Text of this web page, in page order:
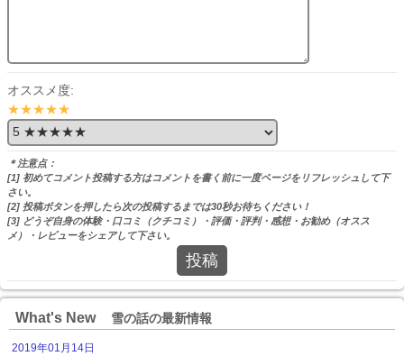
オススメ度:
★★★★★
＊注意点：
[1] 初めてコメント投稿する方はコメントを書く前に一度ページをリフレッシュして下
さい。
[2] 投稿ボタンを押したら次の投稿するまでは30秒お待ちください！
[3] どうぞ自身の体験・口コミ（クチコミ）・評価・評判・感想・お勧め（オスス
メ）・レビューをシェアして下さい。
投稿
What's New 雪の話の最新情報
2019年01月14日